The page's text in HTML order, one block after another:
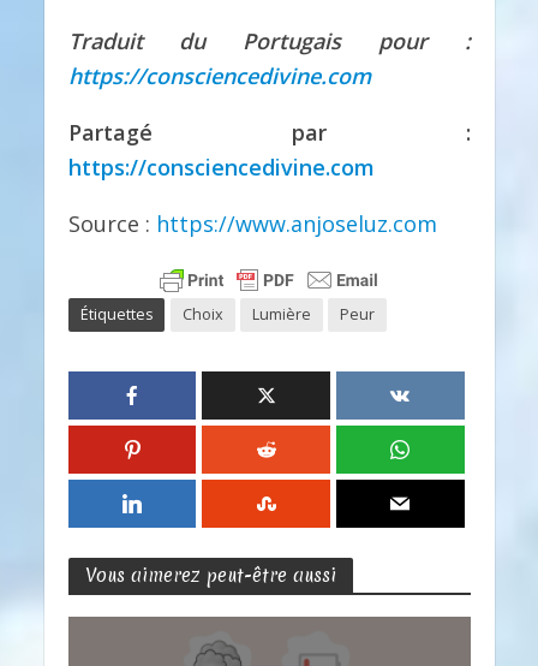
Traduit du Portugais pour :
https://consciencedivine.com
Partagé par :
https://consciencedivine.com
Source : https://www.anjoseluz.com
Étiquettes Choix Lumière Peur
Vous aimerez peut-être aussi